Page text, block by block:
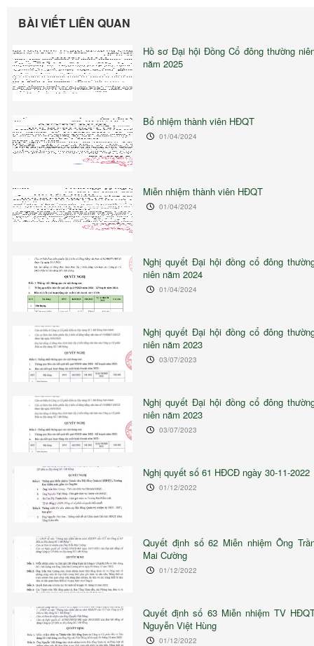
BÀI VIẾT LIÊN QUAN
Hồ sơ Đại hội Đồng Cổ đông thường
năm 2025
Bổ nhiệm thành viên HĐQT
01/04/2024
Miễn nhiệm thành viên HĐQT
01/04/2024
Nghị quyết Đại hội đồng cổ đông
niên năm 2024
01/04/2024
Nghị quyết Đại hội đồng cổ đông
niên năm 2023
03/07/2023
Nghị quyết Đại hội đồng cổ đông
niên năm 2023
03/07/2023
Nghị quyết số 61 HĐCĐ ngày 30-11-2022
01/12/2022
Quyết định số 62 Miễn nhiệm Ông
Mai Cường
01/12/2022
Quyết định số 63 Miễn nhiệm TV
Nguyễn Việt Hùng
01/12/2022